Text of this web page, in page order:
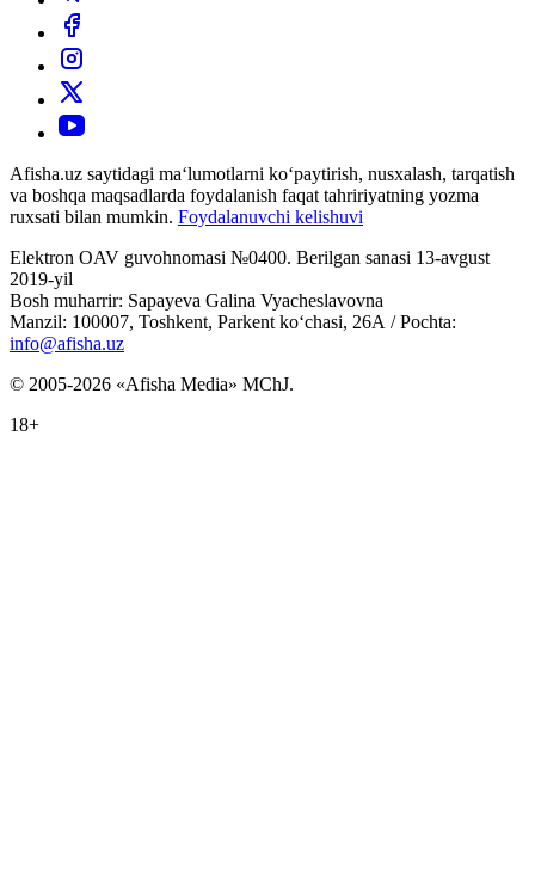
Afisha.uz saytidagi ma‘lumotlarni ko‘paytirish, nusxalash, tarqatish
va boshqa maqsadlarda foydalanish faqat tahririyatning yozma
ruxsati bilan mumkin. Foydalanuvchi kelishuvi
Elektron OAV guvohnomasi №0400. Berilgan sanasi 13-avgust
2019-yil
Bosh muharrir: Sapayeva Galina Vyacheslavovna
Manzil: 100007, Toshkent, Parkent ko‘chasi, 26А / Pochta:
info@afisha.uz
© 2005-2026 «Afisha Media» MChJ.
18+